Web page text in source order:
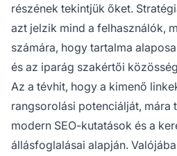
részének tekintjük őket.
azt jelzik mind a felhasználók,
számára, hogy tartalma
és az iparág szakértői
Az a tévhit, hogy a kimenő
rangsorolási potenciálját, mára
modern SEO-kutatások és a
állásfoglalásai alapján.